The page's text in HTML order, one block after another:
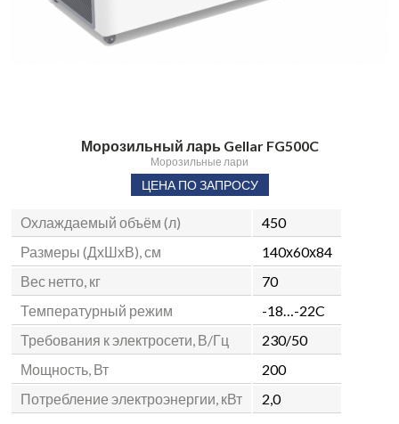
Морозильный ларь Gellar FG500C
Морозильные лари
ЦЕНА ПО ЗАПРОСУ
Охлаждаемый объём (л)
450
Размеры (ДхШхВ), см
140х60х84
Вес нетто, кг
70
Температурный режим
-18…-22C
Требования к электросети, В/Гц
230/50
Мощность, Вт
200
Потребление электроэнергии, кВт
2,0